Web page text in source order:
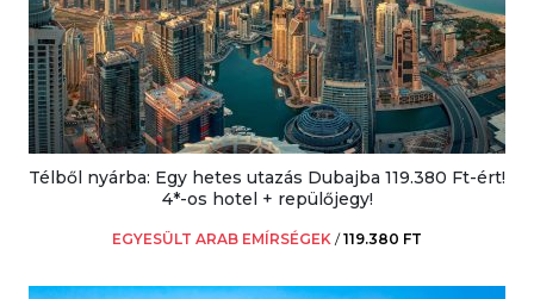
Télből nyárba: Egy hetes utazás Dubajba 119.380 Ft-ért!
4*-os hotel + repülőjegy!
EGYESÜLT ARAB EMÍRSÉGEK /119.380 FT